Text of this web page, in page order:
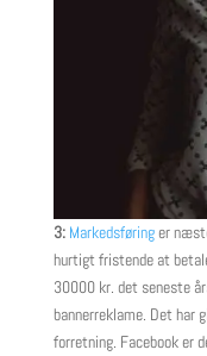
3: Markedsføringer
hurtigt fristende at
30000 kr. det seneste
bannerreklame. Det har
forretning. Facebook